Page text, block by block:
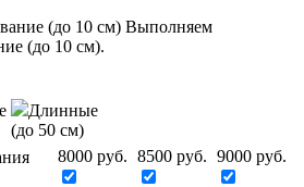
Выполняем
(до 10 см).
Длинные
(до 50 см)
8000 руб. 8500 руб. 9000 руб.